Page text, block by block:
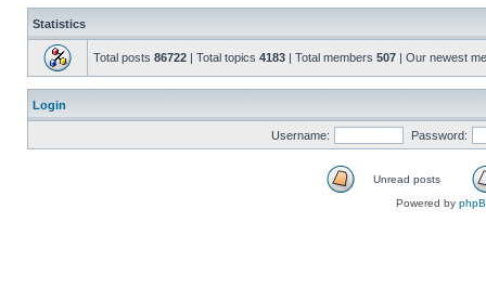
Statistics
Total posts 86722 | Total topics 4183 | Total members 507 | Our newest
Login
Username: Password:
Unread posts
Powered by